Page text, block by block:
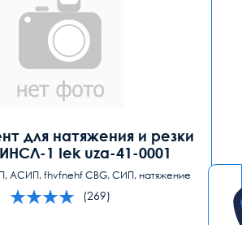
для натяжения и резки
1 Iek uza-41-0001
АСИП, fhvfnehf CBG, СИП, натяжение
(269)